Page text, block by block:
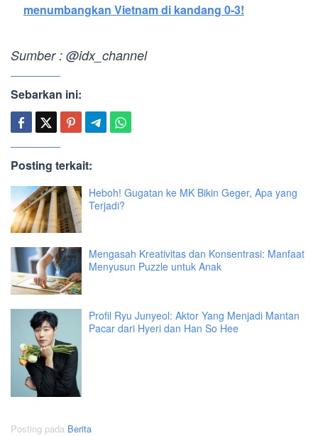
menumbangkan Vietnam di kandang 0-3!
Sumber : @idx_channel
Sebarkan ini:
Posting terkait:
Heboh! Gugatan ke MK Bikin Geger, Apa yang
Terjadi?
Mengasah Kreativitas dan Konsentrasi: Manfaat
Menyusun Puzzle untuk Anak
Profil Ryu Junyeol: Aktor Yang Menjadi Mantan
Pacar dari Hyeri dan Han So Hee
Posting pada Berita